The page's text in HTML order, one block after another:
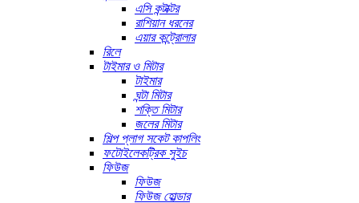
এসি কন্টাক্টর
রাশিয়ান ধরনের
এয়ার কন্ট্রোলার
রিলে
টাইমার ও মিটার
টাইমার
ঘন্টা মিটার
শক্তি মিটার
জলের মিটার
শিল্প প্লাগ সকেট কাপলিং
ফটোইলেকট্রিক সুইচ
ফিউজ
ফিউজ
ফিউজ হোল্ডার